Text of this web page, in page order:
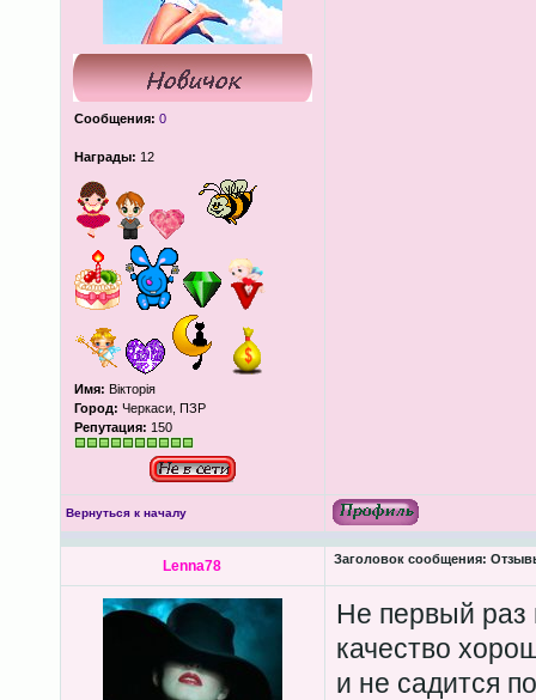
Сообщения: 0
Награды: 12
Имя: Вікторія
Город: Черкаси, ПЗР
Репутация: 150
Вернуться к началу
Lenna78 Заголовок сообщения:
Не первый раз
качество
и не садится